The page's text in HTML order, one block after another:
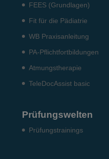
FEES (Grundlagen)
Fit für die Pädiatrie
WB Praxisanleitung
PA-Pflichtfortbildungen
Atmungstherapie
TeleDocAssist basic
Prüfungswelten
Prü­fungs­trai­nings